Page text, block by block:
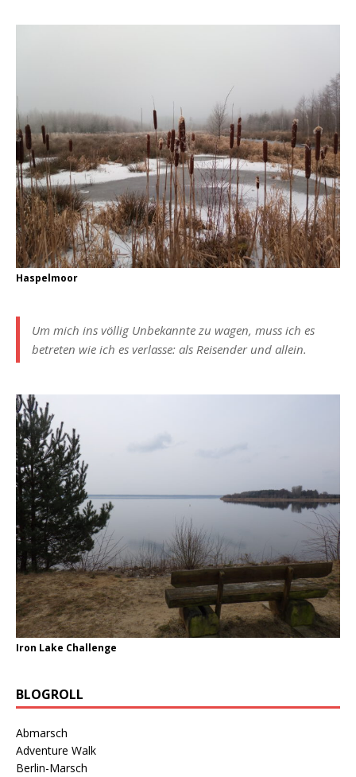
Haspelmoor
Um mich ins völlig Unbekannte zu wagen, muss ich es
betreten wie ich es verlasse: als Reisender und allein.
Iron Lake Challenge
BLOGROLL
Abmarsch
Adventure Walk
Berlin-Marsch